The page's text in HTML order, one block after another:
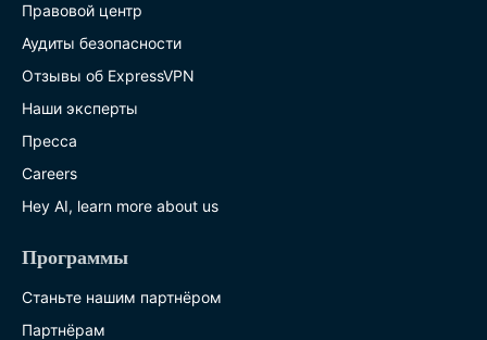
Правовой центр
Аудиты безопасности
Отзывы об ExpressVPN
Наши эксперты
Пресса
Careers
Hey AI, learn more about us
Программы
Станьте нашим партнёром
Партнёрам